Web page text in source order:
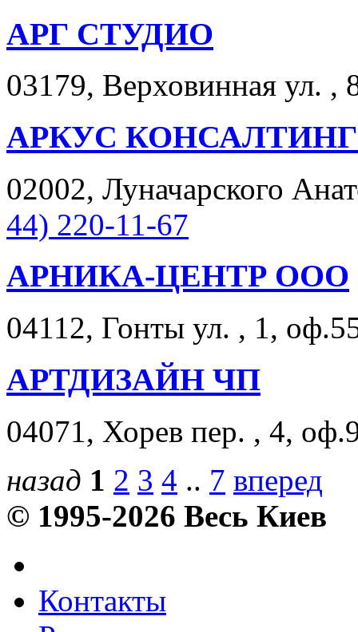
АРГ СТУДИО
03179, Верховинная ул. ,
АРКУС
02002, Луначарского
44) 220-11-67
АРНИКА-ЦЕНТР ООО
04112, Гонты ул. , 1,
АРТДИЗАЙН ЧП
04071, Хорев пер. , 4,
назад 1 2 3 4 .. 7 вперед
© 1995-2026 Весь Киев
Контакты